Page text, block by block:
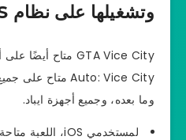
وتشغيلها على نظام iOS؟
وما بعده، وجميع أجهزة ايباد.
لمستخدمي iOS، اللعبة متاحة في